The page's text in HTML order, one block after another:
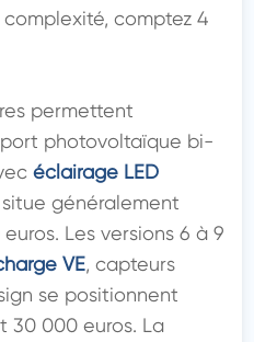
comptez 4
permettent
photovoltaïque bi-
éclairage LED
généralement
Les versions 6 à 9
VE, capteurs
se positionnent
30 000 euros. La